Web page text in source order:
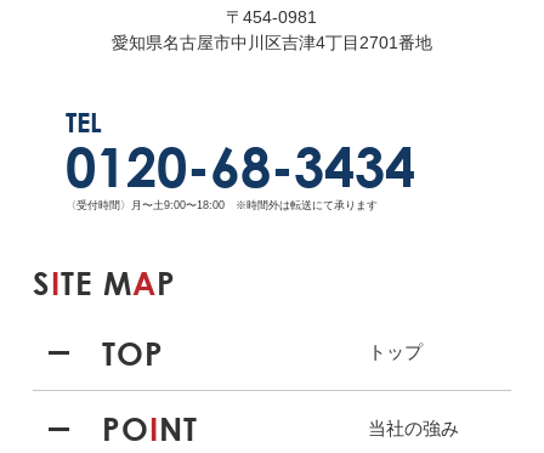
〒454-0981
愛知県名古屋市中川区吉津4丁目2701番地
TEL
0120-68-3434
〈受付時間〉月〜土9:00〜18:00 ※時間外は転送にて承ります
SITE MAP
TOP
トップ
POINT 当社の強み